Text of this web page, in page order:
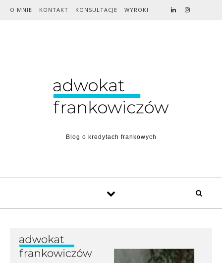
Skip to content
O MNIE KONTAKT KONSULTACJE WYROKI
Blog o kredytach frankowych